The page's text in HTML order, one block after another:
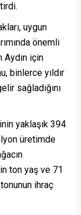
uygun
önemli
Aydın için
binlerce yıldır
sağladığını
yaklaşık 394
üretimde
ton yaş ve 71
ihraç